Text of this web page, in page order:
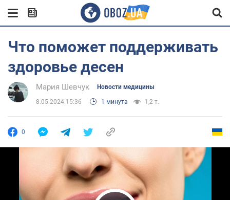
Что поможет поддерживать
здоровье десен
Мария Шевчук Новости медицины
8.05.2024 15:36 1 минута 1,2 т.
0